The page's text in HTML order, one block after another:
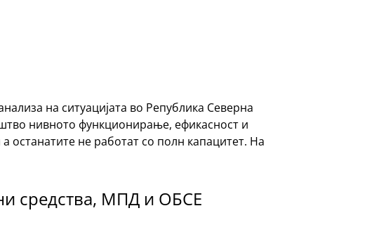
на ситуацијата во Република Северна
нивното функционирање, ефикасност и
не работат со полн капацитет. На
средства, МПД и ОБСЕ